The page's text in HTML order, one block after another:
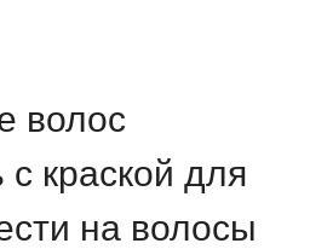
волос
краской для
на волосы